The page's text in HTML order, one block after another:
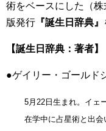
術をベースにした（
版発行 『誕生日辞典』
【誕生日辞典：著者】
●ゲイリー・ゴールド
5月22日生まれ。イェ
在学中に占星術と出